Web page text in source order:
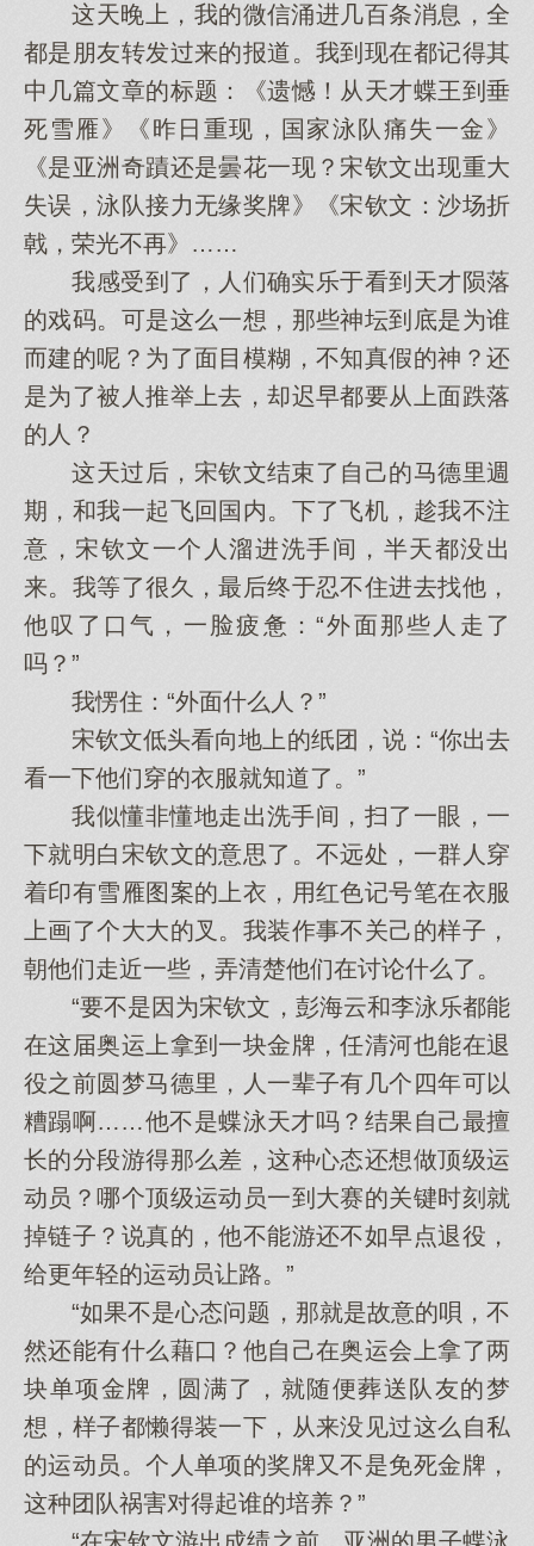
这天晚上，我的微信涌进几百条消息，全
都是朋友转发过来的报道。我到现在都记得其
中几篇文章的标题：《遗憾！从天才蝶王到垂
死雪雁》《昨日重现，国家泳队痛失一金》
《是亚洲奇蹟还是曇花一现？宋钦文出现重大
失误，泳队接力无缘奖牌》《宋钦文：沙场折
戟，荣光不再》……
我感受到了，人们确实乐于看到天才陨落
的戏码。可是这么一想，那些神坛到底是为谁
而建的呢？为了面目模糊，不知真假的神？还
是为了被人推举上去，却迟早都要从上面跌落
的人？
这天过后，宋钦文结束了自己的马德里週
期，和我一起飞回国内。下了飞机，趁我不注
意，宋钦文一个人溜进洗手间，半天都没出
来。我等了很久，最后终于忍不住进去找他，
他叹了口气，一脸疲惫：“外面那些人走了
吗？”
我愣住：“外面什么人？”
宋钦文低头看向地上的纸团，说：“你出去
看一下他们穿的衣服就知道了。”
我似懂非懂地走出洗手间，扫了一眼，一
下就明白宋钦文的意思了。不远处，一群人穿
着印有雪雁图案的上衣，用红色记号笔在衣服
上画了个大大的叉。我装作事不关己的样子，
朝他们走近一些，弄清楚他们在讨论什么了。
“要不是因为宋钦文，彭海云和李泳乐都能
在这届奥运上拿到一块金牌，任清河也能在退
役之前圆梦马德里，人一辈子有几个四年可以
糟蹋啊……他不是蝶泳天才吗？结果自己最擅
长的分段游得那么差，这种心态还想做顶级运
动员？哪个顶级运动员一到大赛的关键时刻就
掉链子？说真的，他不能游还不如早点退役，
给更年轻的运动员让路。”
“如果不是心态问题，那就是故意的唄，不
然还能有什么藉口？他自己在奥运会上拿了两
块单项金牌，圆满了，就随便葬送队友的梦
想，样子都懒得装一下，从来没见过这么自私
的运动员。个人单项的奖牌又不是免死金牌，
这种团队祸害对得起谁的培养？”